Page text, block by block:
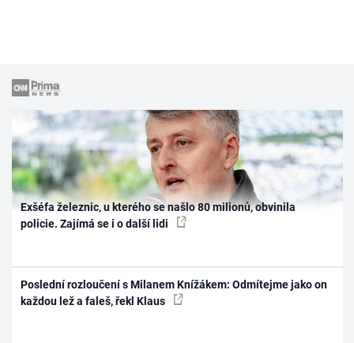
Exšéfa železnic, u kterého se našlo 80 milionů, obvinila
policie. Zajímá se i o další lidi
Poslední rozloučení s Milanem Knížákem: Odmítejme jako on
každou lež a faleš, řekl Klaus